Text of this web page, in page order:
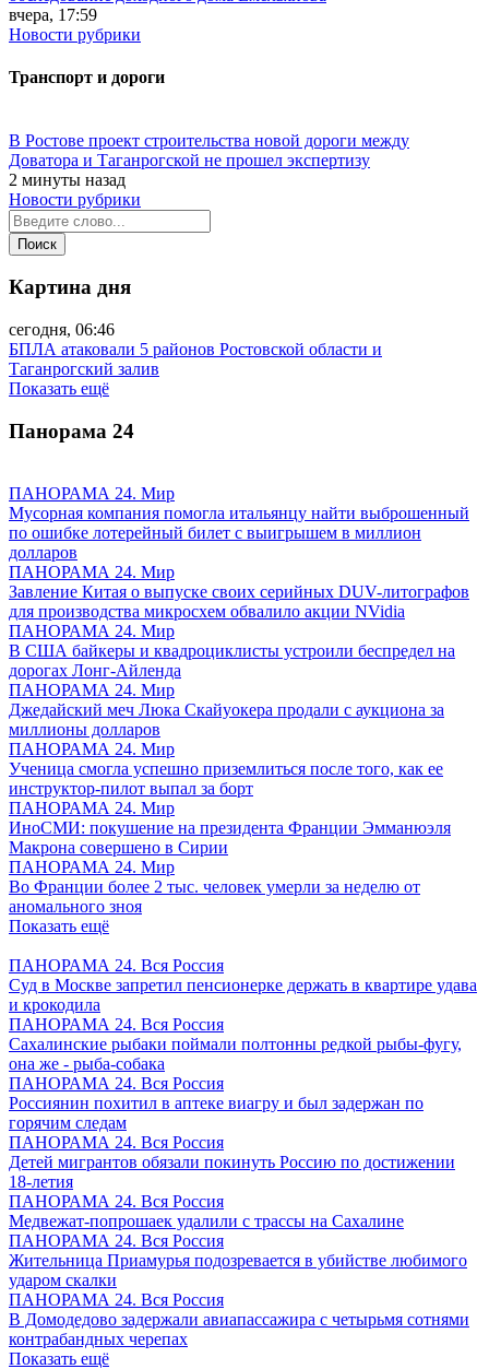
вчера, 17:59
Новости рубрики
Транспорт и дороги
В Ростове проект строительства новой дороги между
Доватора и Таганрогской не прошел экспертизу
2 минуты назад
Новости рубрики
Картина дня
сегодня, 06:46
БПЛА атаковали 5 районов Ростовской области и
Таганрогский залив
Показать ещё
Панорама 24
ПАНОРАМА 24. Мир
Мусорная компания помогла итальянцу найти выброшенный
по ошибке лотерейный билет с выигрышем в миллион
долларов
ПАНОРАМА 24. Мир
Завление Китая о выпуске своих серийных DUV-литографов
для производства микросхем обвалило акции NVidia
ПАНОРАМА 24. Мир
В США байкеры и квадроциклисты устроили беспредел на
дорогах Лонг-Айленда
ПАНОРАМА 24. Мир
Джедайский меч Люка Скайуокера продали с аукциона за
миллионы долларов
ПАНОРАМА 24. Мир
Ученица смогла успешно приземлиться после того, как ее
инструктор-пилот выпал за борт
ПАНОРАМА 24. Мир
ИноСМИ: покушение на президента Франции Эмманюэля
Макрона совершено в Сирии
ПАНОРАМА 24. Мир
Во Франции более 2 тыс. человек умерли за неделю от
аномального зноя
Показать ещё
ПАНОРАМА 24. Вся Россия
Суд в Москве запретил пенсионерке держать в квартире удава
и крокодила
ПАНОРАМА 24. Вся Россия
Сахалинские рыбаки поймали полтонны редкой рыбы-фугу,
она же - рыба-собака
ПАНОРАМА 24. Вся Россия
Россиянин похитил в аптеке виагру и был задержан по
горячим следам
ПАНОРАМА 24. Вся Россия
Детей мигрантов обязали покинуть Россию по достижении
18-летия
ПАНОРАМА 24. Вся Россия
Медвежат-попрошаек удалили с трассы на Сахалине
ПАНОРАМА 24. Вся Россия
Жительница Приамурья подозревается в убийстве любимого
ударом скалки
ПАНОРАМА 24. Вся Россия
В Домодедово задержали авиапассажира с четырьмя сотнями
контрабандных черепах
Показать ещё